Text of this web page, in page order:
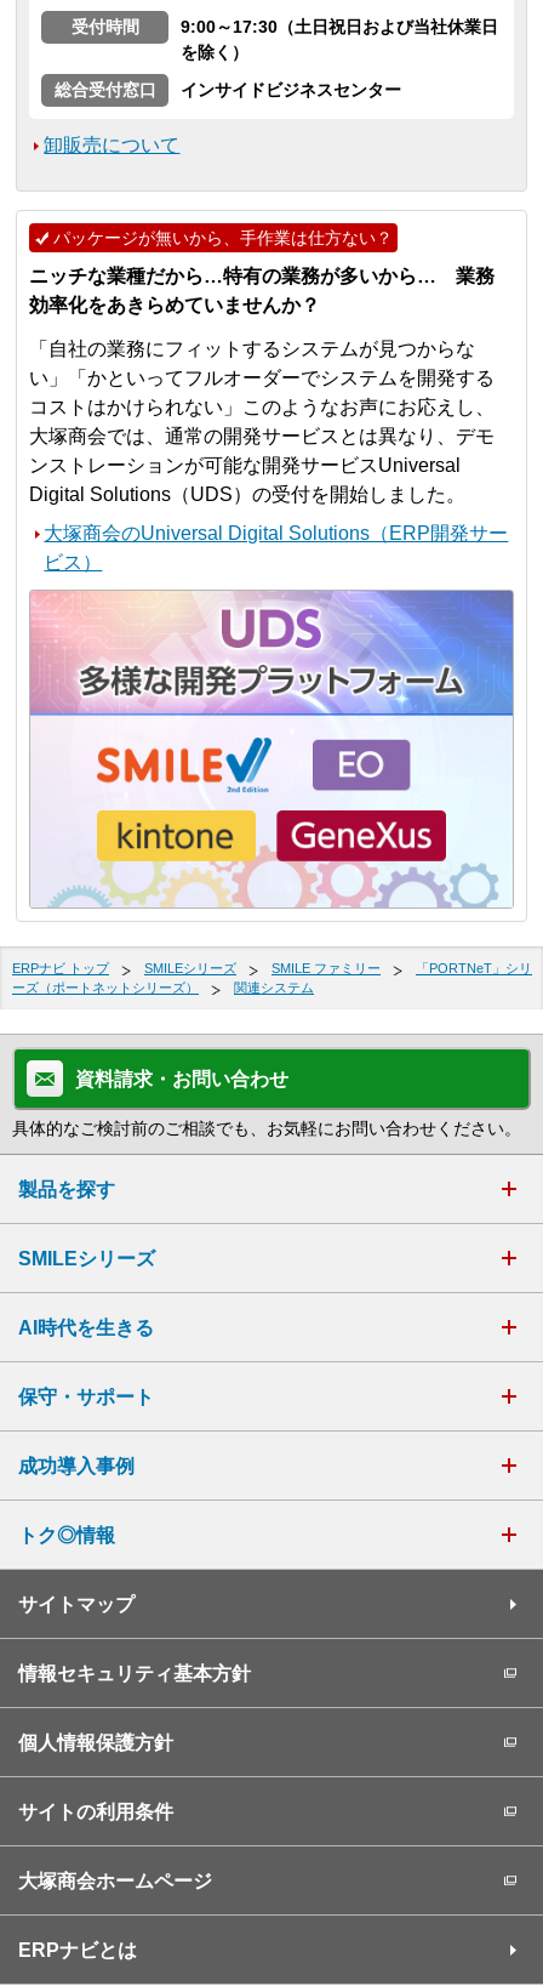
受付時間
9:00～17:30（土日祝日および当社休業日
を除く）
総合受付窓口
インサイドビジネスセンター
卸販売について
パッケージが無いから、手作業は仕方ない？
ニッチな業種だから…特有の業務が多いから… 業務
効率化をあきらめていませんか？
「自社の業務にフィットするシステムが見つからな
い」「かといってフルオーダーでシステムを開発する
コストはかけられない」このようなお声にお応えし、
大塚商会では、通常の開発サービスとは異なり、デモ
ンストレーションが可能な開発サービスUniversal
Digital Solutions（UDS）の受付を開始しました。
大塚商会のUniversal Digital Solutions（ERP開発サー
ビス）
ERPナビ トップ SMILEシリーズ SMILE ファミリー
「PORTNeT」シリ
ーズ（ポートネットシリーズ）
関連システム
資料請求・お問い合わせ
具体的なご検討前のご相談でも、お気軽にお問い合わせください。
製品を探す
SMILEシリーズ
AI時代を生きる
保守・サポート
成功導入事例
トク◎情報
サイトマップ
情報セキュリティ基本方針
個人情報保護方針
サイトの利用条件
大塚商会ホームページ
ERPナビとは